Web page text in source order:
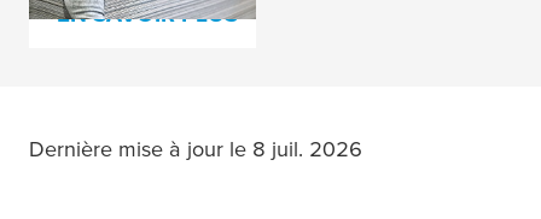
EN SAVOIR PLUS
Dernière mise à jour le 8 juil. 2026